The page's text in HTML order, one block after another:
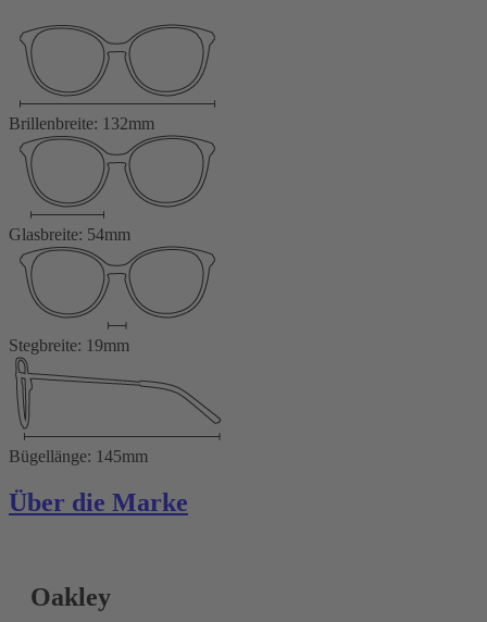
Brillenbreite: 132mm
Glasbreite: 54mm
Stegbreite: 19mm
Bügellänge: 145mm
Über die Marke
Oakley